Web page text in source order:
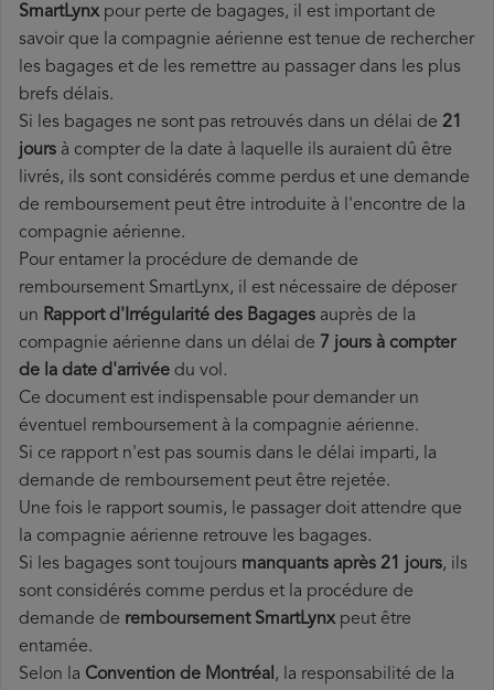
SmartLynxpour perte de bagages, il est important de
savoir que la compagnie aérienne est tenue de rechercher
les bagages et de les remettre au passager dans les plus
brefs délais.
Si les bagages ne sont pas retrouvés dans un délai de 21
jours à compter de la date à laquelle ils auraient dû être
livrés, ils sont considérés comme perdus et une demande
de remboursement peut être introduite à l'encontre de la
compagnie aérienne.
Pour entamer la procédure de demande de
remboursement SmartLynx, il est nécessaire de déposer
un Rapport d'Irrégularité des Bagages auprès de la
compagnie aérienne dans un délai de 7 jours à compter
de la date d'arrivée du vol.
Ce document est indispensable pour demander un
éventuel remboursement à la compagnie aérienne.
Si ce rapport n'est pas soumis dans le délai imparti, la
demande de remboursement peut être rejetée.
Une fois le rapport soumis, le passager doit attendre que
la compagnie aérienne retrouve les bagages.
Si les bagages sont toujours manquants après 21 jours, ils
sont considérés comme perdus et la procédure de
demande de remboursement SmartLynxpeut être
entamée.
Selon la Convention de Montréal, la responsabilité de la